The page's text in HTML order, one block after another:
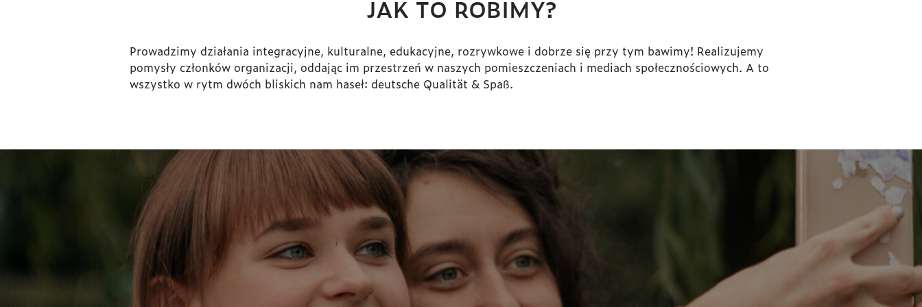
JAK TO ROBIMY?
Prowadzimy działania integracyjne, kulturalne, edukacyjne, rozrywkowe i dobrze się przy tym bawimy! Realizujemy
pomysły członków organizacji, oddając im przestrzeń w naszych pomieszczeniach i mediach społecznościowych. A to
wszystko w rytm dwóch bliskich nam haseł: deutsche Qualität & Spaß.